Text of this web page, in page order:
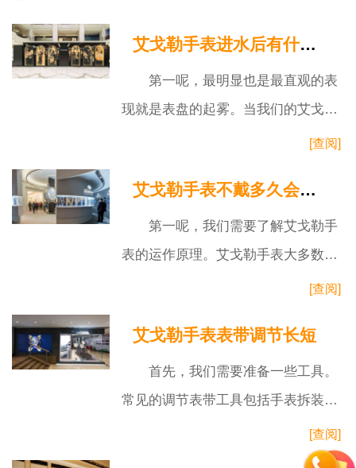
艾戈勒手表进水后有什么表现
第一呢，最明显也是最直观的表
现就是表盘的起雾。当我们的艾戈勒
手表不幸进水后，手表的玻璃表面会
内部的
[查阅]
艾戈勒手表不戴多久会自动停
第一呢，我们需要了解艾戈勒手
表的运作原理。艾戈勒手表大多数采
用机械机芯，这意味着它依赖于机械
机械表
[查阅]
艾戈勒手表表带调节长短
首先，我们需要准备一些工具。
常见的调节表带工具包括手表拆装工
具套装、小螺丝刀、手套等。这些工
具有助于我们在调节表带时更加得心
[查阅]